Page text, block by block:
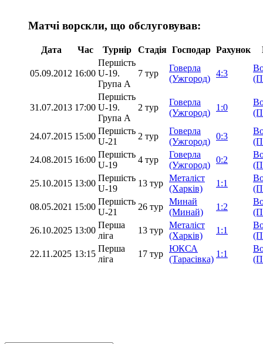
Матчі ворскли, що обслуговував:
Дата Час Турнір Стадія Господар Рахунок
05.09.2012 16:00
Першість
U-19.
Група А
7 тур
Говерла
(Ужгород)
4:3
31.07.2013 17:00
Першість
U-19.
Група А
2 тур
Говерла
(Ужгород)
1:0
24.07.2015 15:00
Першість
U-21
2 тур
Говерла
(Ужгород)
0:3
24.08.2015 16:00
Першість
U-19
4 тур
Говерла
(Ужгород)
0:2
25.10.2015 13:00
Першість
U-19
13 тур
Металіст
(Харків)
1:1
08.05.2021 15:00
Першість
U-21
26 тур
Минай
(Минай)
1:2
26.10.2025 13:00
Перша
ліга
13 тур
Металіст
(Харків)
1:1
22.11.2025 13:15
Перша
ліга
17 тур
ЮКСА
(Тарасівка)
1:1